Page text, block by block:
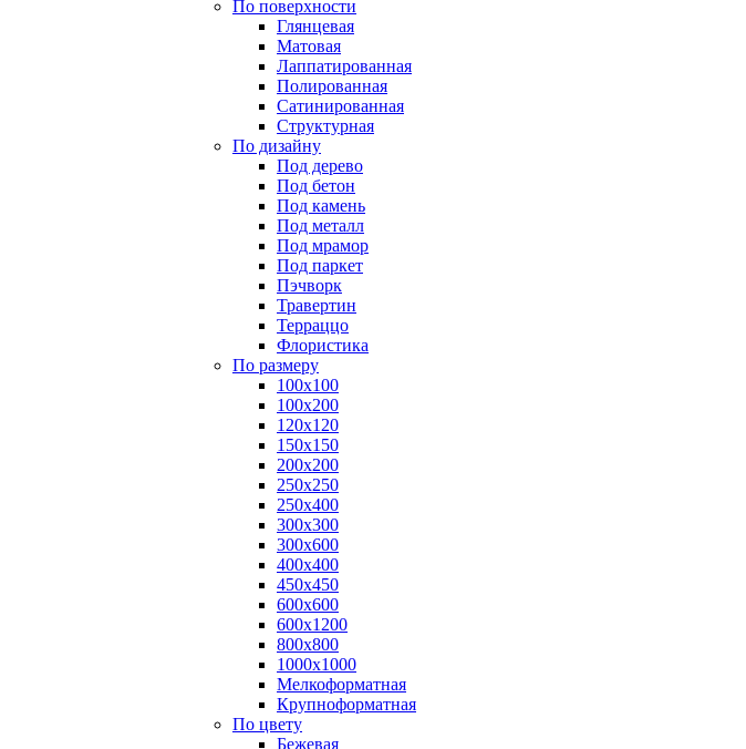
По поверхности
Глянцевая
Матовая
Лаппатированная
Полированная
Сатинированная
Структурная
По дизайну
Под дерево
Под бетон
Под камень
Под металл
Под мрамор
Под паркет
Пэчворк
Травертин
Терраццо
Флористика
По размеру
100х100
100х200
120х120
150х150
200х200
250х250
250х400
300х300
300х600
400х400
450х450
600х600
600х1200
800х800
1000х1000
Мелкоформатная
Крупноформатная
По цвету
Бежевая